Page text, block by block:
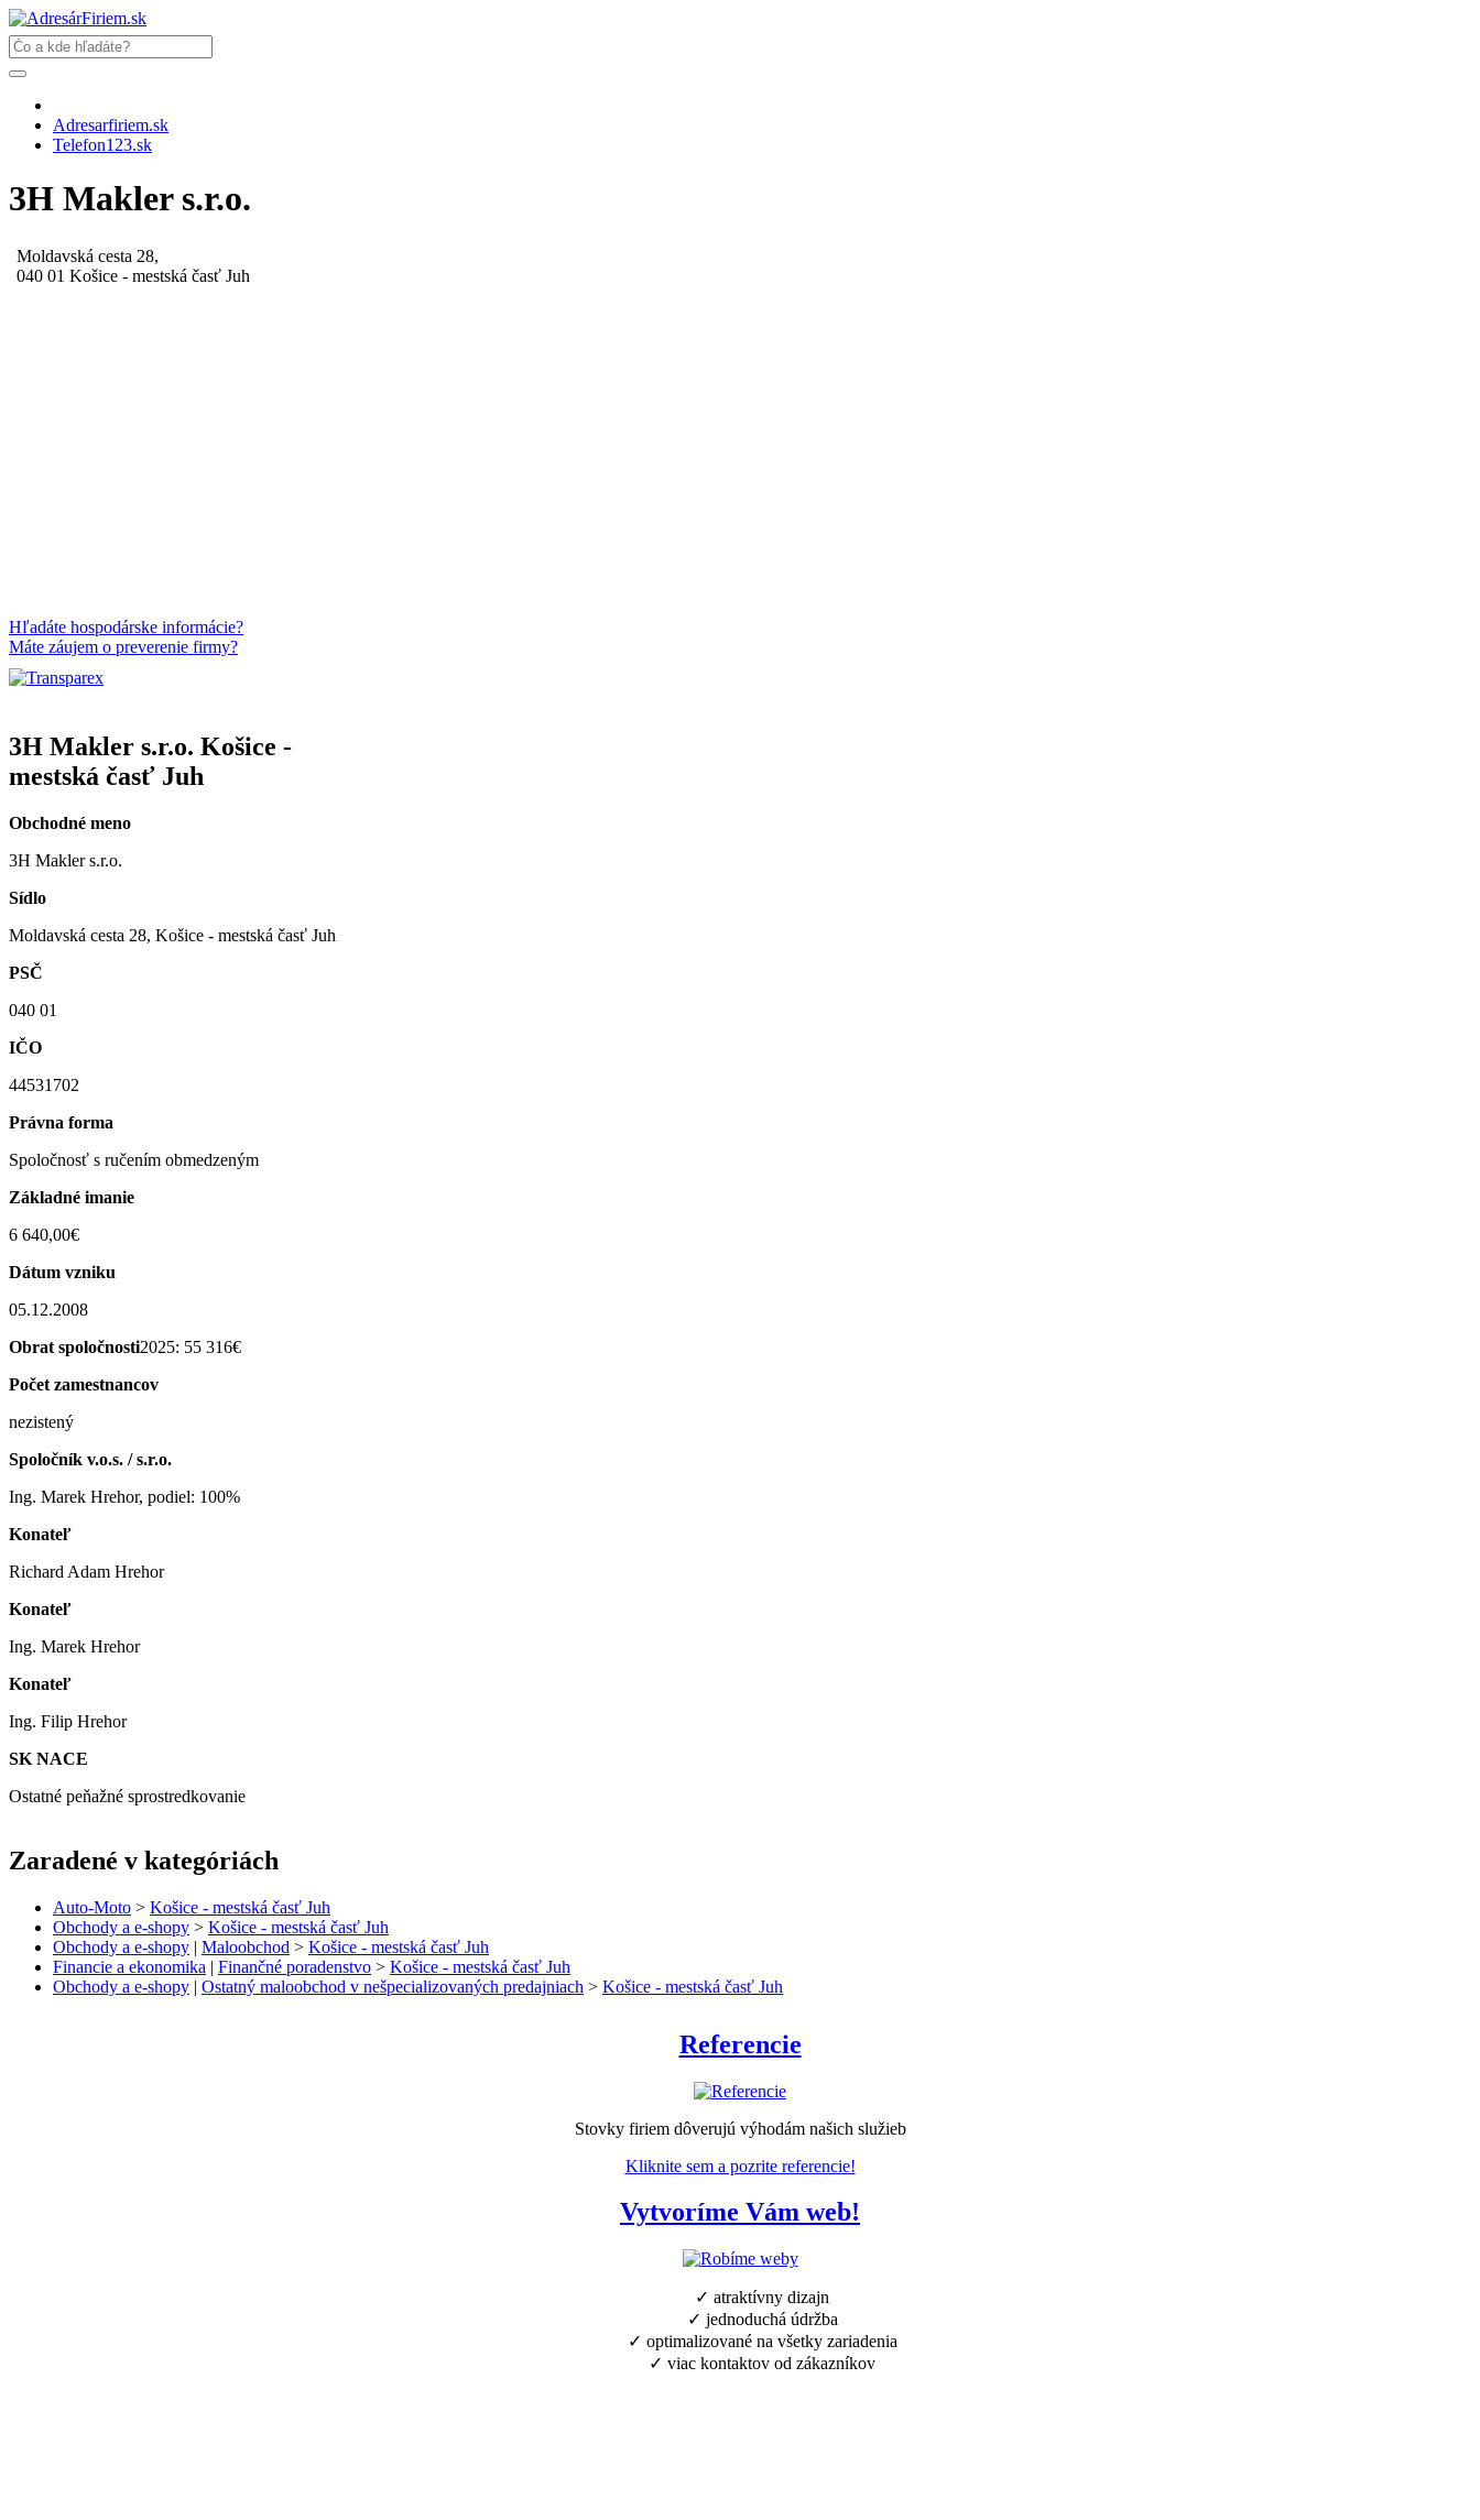
Adresarfiriem.sk
Telefon123.sk
3H Makler s.r.o.
Moldavská cesta 28,
040 01 Košice - mestská časť Juh
Hľadáte hospodárske informácie?
Máte záujem o preverenie firmy?
3H Makler s.r.o. Košice -
mestská časť Juh
Obchodné meno
3H Makler s.r.o.
Sídlo
Moldavská cesta 28, Košice - mestská časť Juh
PSČ
040 01
IČO
44531702
Právna forma
Spoločnosť s ručením obmedzeným
Základné imanie
6 640,00€
Dátum vzniku
05.12.2008
Obrat spoločnosti2025: 55 316€
Počet zamestnancov
nezistený
Spoločník v.o.s. / s.r.o.
Ing. Marek Hrehor, podiel: 100%
Konateľ
Richard Adam Hrehor
Konateľ
Ing. Marek Hrehor
Konateľ
Ing. Filip Hrehor
SK NACE
Ostatné peňažné sprostredkovanie
Zaradené v kategóriách
Auto-Moto > Košice - mestská časť Juh
Obchody a e-shopy > Košice - mestská časť Juh
Obchody a e-shopy | Maloobchod > Košice - mestská časť Juh
Financie a ekonomika | Finančné poradenstvo > Košice - mestská časť Juh
Obchody a e-shopy | Ostatný maloobchod v nešpecializovaných predajniach > Košice - mestská časť Juh
Referencie
Stovky firiem dôverujú výhodám našich služieb
Kliknite sem a pozrite referencie!
Vytvoríme Vám web!
✓ atraktívny dizajn
✓ jednoduchá údržba
✓ optimalizované na všetky zariadenia
✓ viac kontaktov od zákazníkov